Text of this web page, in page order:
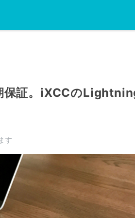
保証。iXCCの
す